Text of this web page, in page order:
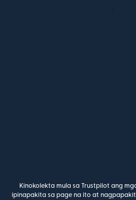
Kinokolekta mula sa Trustpilot ang
ipinapakita sa page na ito at